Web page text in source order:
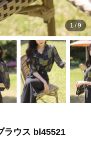
1/9
ラウス bl45521